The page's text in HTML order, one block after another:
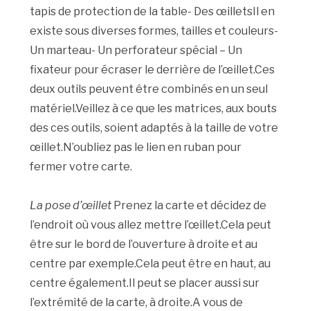
tapis de protection de la table- Des œilletsIl en
existe sous diverses formes, tailles et couleurs-
Un marteau- Un perforateur spécial – Un
fixateur pour écraser le derrière de l’œillet.Ces
deux outils peuvent être combinés en un seul
matériel.Veillez à ce que les matrices, aux bouts
des ces outils, soient adaptés à la taille de votre
œillet.N’oubliez pas le lien en ruban pour
fermer votre carte.
La pose d’œilletPrenez la carte et décidez de
l’endroit où vous allez mettre l’œillet.Cela peut
être sur le bord de l’ouverture à droite et au
centre par exemple.Cela peut être en haut, au
centre également.Il peut se placer aussi sur
l’extrémité de la carte, à droite.A vous de